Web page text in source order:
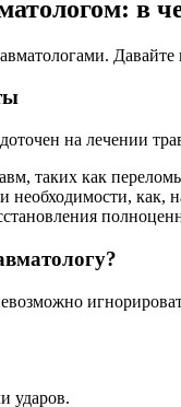
в
на лечении
таких как
необходимости, как,
ударов.